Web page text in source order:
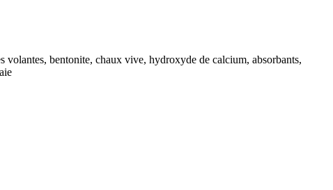
volantes, bentonite, chaux vive, hydroxyde de calcium, absorbants,